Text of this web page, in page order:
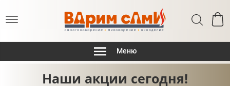
Меню
Наши акции сегодня!